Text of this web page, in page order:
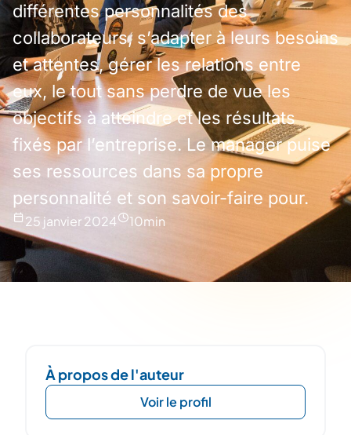
différentes personnalités des
collaborateurs, s’adapter à leurs besoins
et attentes, gérer les relations entre
eux, le tout sans perdre de vue les
objectifs à atteindre et les résultats
fixés par l’entreprise. Le manager puise
ses ressources dans sa propre
personnalité et son savoir-faire pour.
25 janvier 2024 10min
À propos de l'auteur
Voir le profil